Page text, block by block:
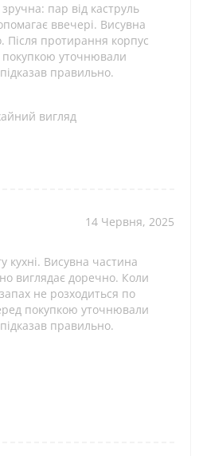
пар від каструль
ввечері. Висувна
протирання корпус
уточнювали
правильно.
вигляд
14 Червня, 2025
кухні. Висувна частина
виглядає доречно. Коли
не розходиться по
покупкою уточнювали
правильно.